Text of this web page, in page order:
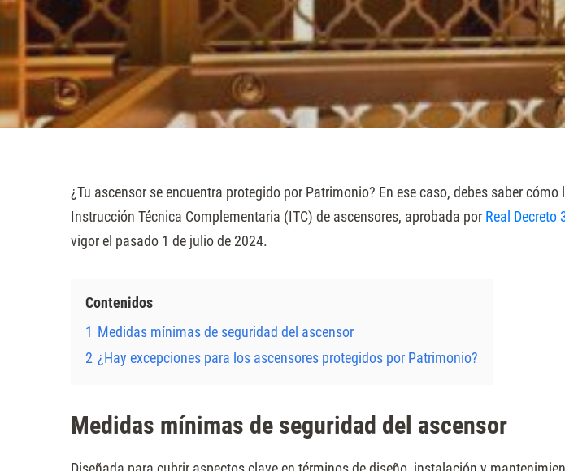
sitio
a
las
personas
¿Tu ascensor se encuentra protegido por Patrimonio? En ese caso, debes saber cómo
Instrucción Técnica Complementaria (ITC) de ascensores, aprobada por Real Decreto
vigor el pasado 1 de julio de 2024.
Contenidos
1 Medidas mínimas de seguridad del ascensor
2 ¿Hay excepciones para los ascensores protegidos por Patrimonio?
Medidas mínimas de seguridad del ascensor